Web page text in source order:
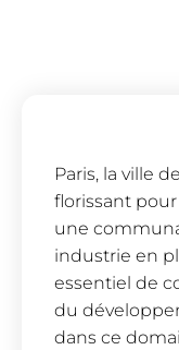
Paris, la ville
florissant
une
industrie en
essentiel de
du
dans ce